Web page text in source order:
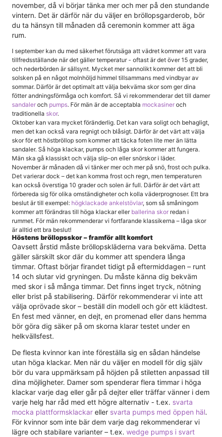
november, då vi börjar tänka mer och mer på den stundande
vintern. Det är därför när du väljer en bröllopsgarderob, bör
du ta hänsyn till månaden då ceremonin kommer att äga
rum.
I september kan du med säkerhet förutsäga att vädret kommer att vara
tillfredsställande när det gäller temperatur - oftast är det över 15 grader,
och nederbörden är sällsynt. Mycket mer sannolikt kommer det att bli
solsken på en något molnhöljd himmel tillsammans med vindbyar av
sommar. Därför är det optimalt att välja bekväma skor som ger dina
fötter andningsförmåga och komfort. Så vi rekommenderar det till damer
sandaler och pumps. För män är de acceptabla mockasiner och
traditionella skor.
Oktober kan vara mycket föränderlig. Det kan vara soligt och behagligt,
men det kan också vara regnigt och blåsigt. Därför är det värt att välja
skor för ett höstbröllop som kommer att täcka foten lite mer än lätta
sandaler. Så höga klackar, pumps och låga skor kommer att fungera.
Män ska gå klassiskt och välja slip-on eller snörskor i läder.
November är månaden då vi tänker mer och mer på snö, frost och pulka.
Det varierar dock – det kan komma frost och regn, men temperaturen
kan också överstiga 10 grader och solen är full. Därför är det värt att
förbereda sig för olika omständigheter och kolla väderprognoser. Ett bra
beslut är till exempel: högklackade ankelstövlar, som så småningom
kommer att förändras till höga klackar eller ballerina skor redan i
rummet. För män rekommenderar vi fortfarande klassikerna – låga skor
är alltid ett bra beslut!
Höstens bröllopsskor – framför allt komfort
Oavsett årstid måste bröllopskläderna vara bekväma. Detta
gäller särskilt skor där du kommer att spendera långa
timmar. Oftast börjar firandet tidigt på eftermiddagen – runt
14 och slutar vid gryningen. Du måste känna dig bekväm
med skor i så många timmar. Det finns inget tryck, nötning
eller brist på stabilisering. Därför rekommenderar vi inte att
välja oprövade skor – beställ din modell och gör ett klädtest.
En fest med vänner, en dejt, en promenad eller dans hemma
bör göra dig säker på om skorna klarar testet under en
helkvällsfest.
De flesta kvinnor kan inte föreställa sig en sådan händelse
utan höga klackar. Men när du väljer en modell för dig själv
bör du vara uppmärksam på höjden på stiletten anpassad till
dina möjligheter. Damer som spenderar flera timmar i höga
klackar varje dag eller går på dejter eller träffar vänner i dem
varje helg har råd med ett högre alternativ - t.ex. svarta
mocka plattformsklackar eller svarta pumps med öppen häl.
För kvinnor som inte bär dem varje dag rekommenderar vi
lägre och stabilare varianter – t.ex. wedge pumps i svart